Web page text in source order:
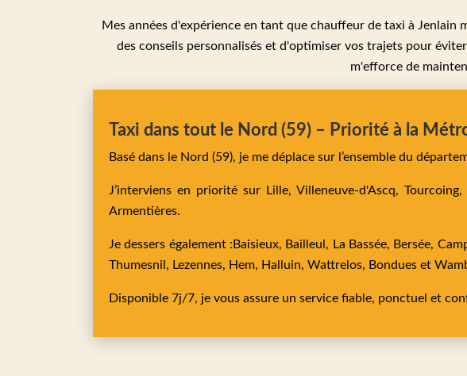
Mes années d'expérience en tant que chauffeur de taxi à
des conseils personnalisés et d'optimiser vos trajets pour
m'efforce de
Taxi dans tout le Nord (59) – Priorité à la
Basé dans le Nord (59), je me déplace sur l’ensemble du
J’interviens en priorité sur Lille, Villeneuve-d'Ascq, Tourcoing,
Armentières.
Je dessers également : Baisieux, Bailleul, La Bassée, Bersée,
Thumesnil, Lezennes, Hem, Halluin, Wattrelos, Bondues et
Disponible 7j/7, je vous assure un service fiable, ponctuel et